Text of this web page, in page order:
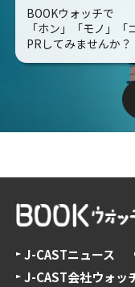
BOOKウォッチで
「ホン」「モノ」「
PRしてみませんか？
J-CASTニュース
J-CAST会社ウォッ